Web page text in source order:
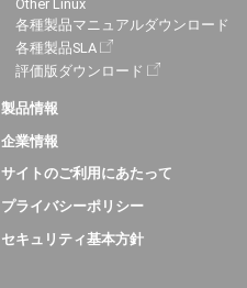
Other Linux
各種製品マニュアルダウンロード
各種製品SLA
評価版ダウンロード
製品情報
企業情報
サイトのご利用にあたって
プライバシーポリシー
セキュリティ基本方針